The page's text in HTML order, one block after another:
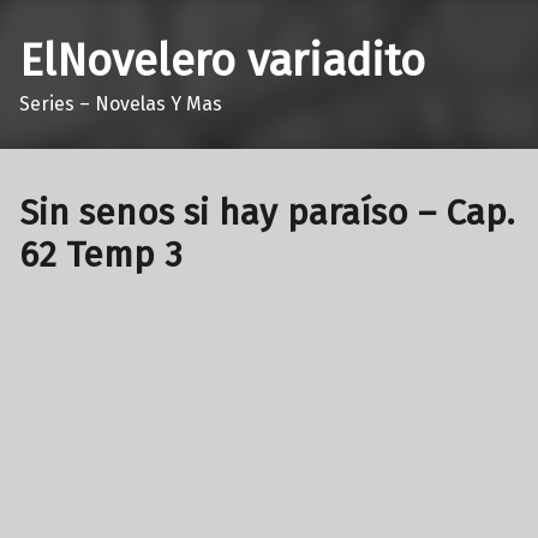
ElNovelero variadito
Series – Novelas Y Mas
Sin senos si hay paraíso – Cap.
62 Temp 3